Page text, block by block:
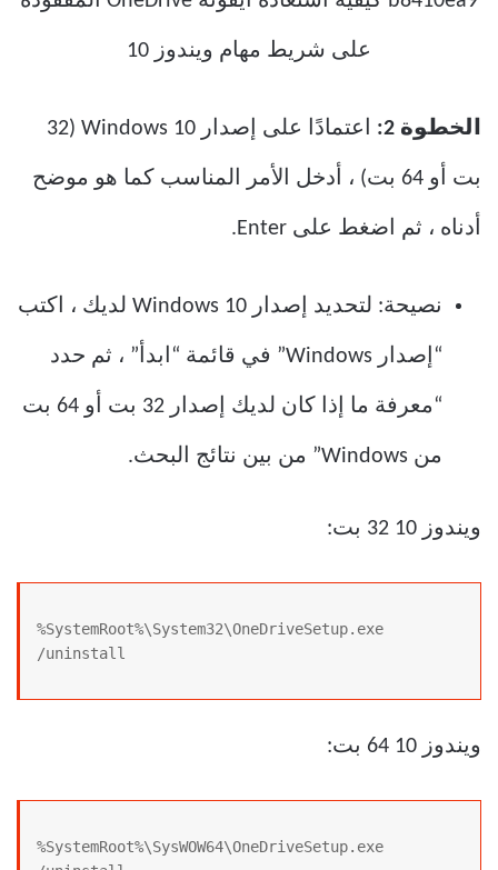
الخطوة 2: اعتمادًا على إصدار Windows 10 (32
بت أو 64 بت) ، أدخل الأمر المناسب كما هو موضح
أدناه ، ثم اضغط على Enter.
نصيحة: لتحديد إصدار Windows 10 لديك ، اكتب
“إصدار Windows” في قائمة “ابدأ” ، ثم حدد
“معرفة ما إذا كان لديك إصدار 32 بت أو 64 بت
من Windows” من بين نتائج البحث.
ويندوز 10 32 بت:
%SystemRoot%\System32\OneDriveSetup.exe
/uninstall
ويندوز 10 64 بت:
%SystemRoot%\SysWOW64\OneDriveSetup.exe